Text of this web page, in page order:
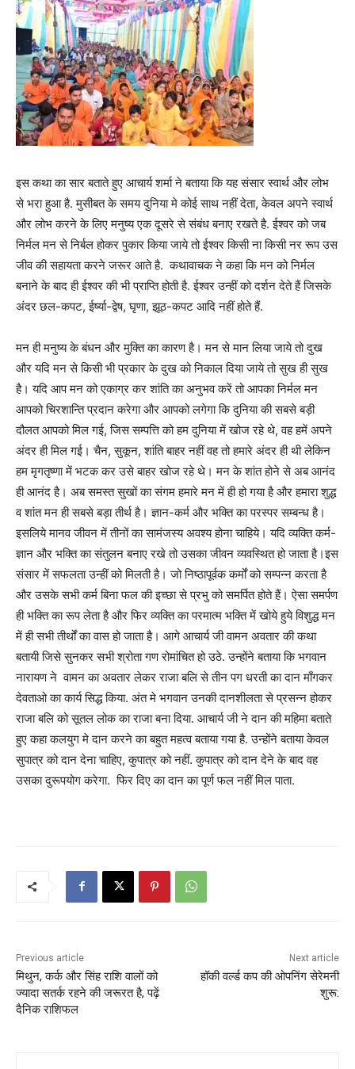
इस कथा का सार बताते हुए आचार्य शर्मा ने बताया कि यह संसार स्वार्थ और लोभ
से भरा हुआ है. मुसीबत के समय दुनिया मे कोई साथ नहीं देता, केवल अपने स्वार्थ
और लोभ करने के लिए मनुष्य एक दूसरे से संबंध बनाए रखते है. ईश्वर को जब
निर्मल मन से निर्बल होकर पुकार किया जाये तो ईश्वर किसी ना किसी नर रूप उस
जीव की सहायता करने जरूर आते है. कथावाचक ने कहा कि मन को निर्मल
बनाने के बाद ही ईश्वर की भी प्राप्ति होती है. ईश्वर उन्हीं को दर्शन देते हैं जिसके
अंदर छल-कपट, ईर्ष्या-द्वेष, घृणा, झूठ-कपट आदि नहीं होते हैं.
मन ही मनुष्य के बंधन और मुक्ति का कारण है। मन से मान लिया जाये तो दुख
और यदि मन से किसी भी प्रकार के दुख को निकाल दिया जाये तो सुख ही सुख
है। यदि आप मन को एकाग्र कर शांति का अनुभव करें तो आपका निर्मल मन
आपको चिरशान्ति प्रदान करेगा और आपको लगेगा कि दुनिया की सबसे बड़ी
दौलत आपको मिल गई, जिस सम्पत्ति को हम दुनिया में खोज रहे थे, वह हमें अपने
अंदर ही मिल गई। चैन, सुकून, शांति बाहर नहीं वह तो हमारे अंदर ही थी लेकिन
हम मृगतृष्णा में भटक कर उसे बाहर खोज रहे थे। मन के शांत होने से अब आनंद
ही आनंद है। अब समस्त सुखों का संगम हमारे मन में ही हो गया है और हमारा शुद्ध
व शांत मन ही सबसे बड़ा तीर्थ है। ज्ञान-कर्म और भक्ति का परस्पर सम्बन्ध है।
इसलिये मानव जीवन में तीनों का सामंजस्य अवश्य होना चाहिये। यदि व्यक्ति कर्म-
ज्ञान और भक्ति का संतुलन बनाए रखे तो उसका जीवन व्यवस्थित हो जाता है।इस
संसार में सफलता उन्हीं को मिलती है। जो निष्ठापूर्वक कर्मों को सम्पन्न करता है
और उसके सभी कर्म बिना फल की इच्छा से प्रभु को समर्पित होते हैं। ऐसा समर्पण
ही भक्ति का रूप लेता है और फिर व्यक्ति का परमात्म भक्ति में खोये हुये विशुद्ध मन
में ही सभी तीर्थों का वास हो जाता है। आगे आचार्य जी वामन अवतार की कथा
बतायी जिसे सुनकर सभी श्रोता गण रोमांचित हो उठे. उन्होंने बताया कि भगवान
नारायण ने वामन का अवतार लेकर राजा बलि से तीन पग धरती का दान माँगकर
देवताओ का कार्य सिद्ध किया. अंत मे भगवान उनकी दानशीलता से प्रसन्न होकर
राजा बलि को सूतल लोक का राजा बना दिया. आचार्य जी ने दान की महिमा बताते
हुए कहा कलयुग मे दान करने का बहुत महत्व बताया गया है. उन्होंने बताया केवल
सुपात्र को दान देना चाहिए, कुपात्र को नहीं. कुपात्र को दान देने के बाद वह
उसका दुरूपयोग करेगा. फिर दिए का दान का पूर्ण फल नहीं मिल पाता.
Previous article
मिथुन, कर्क और सिंह राशि वालों को
ज्यादा सतर्क रहने की जरूरत है, पढ़ें
दैनिक राशिफल
Next article
हॉकी वर्ल्ड कप की ओपनिंग सेरेमनी
शुरू: